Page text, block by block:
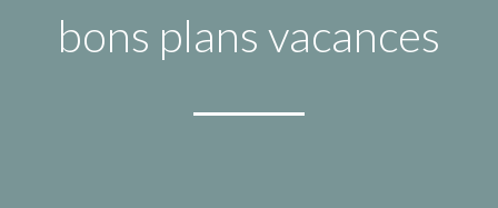
bons plans vacances